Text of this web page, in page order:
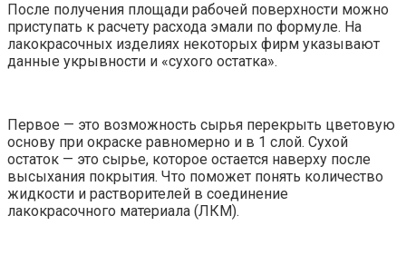
После получения площади рабочей поверхности можно
приступать к расчету расхода эмали по формуле. На
лакокрасочных изделиях некоторых фирм указывают
данные укрывности и «сухого остатка».
Первое — это возможность сырья перекрыть цветовую
основу при окраске равномерно и в 1 слой. Сухой
остаток — это сырье, которое остается наверху после
высыхания покрытия. Что поможет понять количество
жидкости и растворителей в соединение
лакокрасочного материала (ЛКМ).